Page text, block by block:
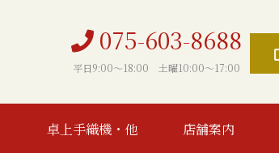
075-603-8688
平日9:00〜18:00 土曜10:00〜17:00
卓上手織機・他 店舗案内